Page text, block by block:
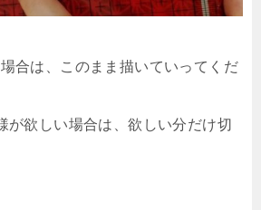
合は、このまま描いていってくだ
が欲しい場合は、欲しい分だけ切